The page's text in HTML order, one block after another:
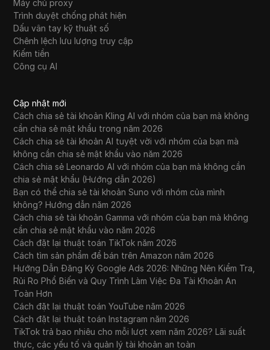
Máy chủ proxy
Trình duyệt chống phát hiện
Dấu vân tay kỹ thuật số
Chênh lệch lưu lượng truy cập
Kiếm tiền
Công cụ AI
Cập nhật mới
Cách chia sẻ tài khoản Kling AI với nhóm của bạn mà không
cần chia sẻ mật khẩu trong năm 2026
Cách chia sẻ tài khoản AI tuyệt vời với nhóm của bạn mà
không cần chia sẻ mật khẩu vào năm 2026
Cách chia sẻ Leonardo AI với nhóm của bạn mà không cần
chia sẻ mật khẩu (Hướng dẫn 2026)
Bạn có thể chia sẻ tài khoản Suno với nhóm của mình
không? Hướng dẫn năm 2026
Cách chia sẻ tài khoản Gamma với nhóm của bạn mà không
cần chia sẻ mật khẩu vào năm 2026
Cách đặt lại thuật toán TikTok năm 2026
Cách tìm sản phẩm để bán trên Amazon năm 2026
Hướng Dẫn Đăng Ký Google Ads 2026: Những Nên Kiểm Tra,
Rủi Ro Phổ Biến và Quy Trình Làm Việc Đa Tài Khoản An
Toàn Hơn
Cách đặt lại thuật toán YouTube năm 2026
Cách đặt lại thuật toán Instagram năm 2026
TikTok trả bao nhiêu cho mỗi lượt xem năm 2026? Lãi suất
thực, các yếu tố và quản lý tài khoản an toàn